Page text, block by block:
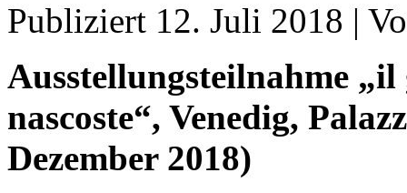
Publiziert 12. Juli 2018 |
Ausstellungsteilnahme
nascoste“, Venedig,
Dezember 2018)